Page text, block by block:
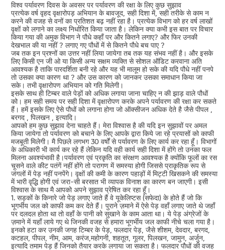
विश्व पर्यावरण दिवस के अवसर पर पर्यावरण की रक्षा के लिए कुछ सुझाव
प्रत्येक वर्ष वृहद वृक्षारोपड़ अभियान के बावजूद, सही दिशा में, सही तरीके से काम न
करने की वजह से वनों का प्रतिशत बढ़ नहीं रहा है। प्रत्येक विभाग को हर वर्ष लाखों
वृक्षों को लगाने का लक्ष्य निर्धारित किया जाता है। लेकिन क्या कभी इस बात पर विचार
किया गया की अमुक विभाग ने पौधे कहाँ पर और कितने लगाए? और फिर उनकी
देखभाल की या नहीं ? लगाए गए पौधों में से कितने पौधे बच पाए ?
जब तक इन प्रश्नों का उत्तर नहीं लिया जायेगा तब तक यह संभव नहीं है। और इसके
लिए किसी एन जी ओ या किसी अन्य सक्षम व्यक्ति से सोशल ऑडिट करवाना अति
आवश्यक है ताकि पारदर्शिता बनी रहे और यह भी मालूम हो सके की यदि पौधे नहीं पनपे
तो उसका क्या कारण था ? और उस कारण को जानकर उसका समाधान किया जा
सके। तभी वृक्षारोपण अभियान को गति मिलेगी।
इसके साथ ही टिम्बर वाले पेड़ों को अधिक लगाया जाना चाहिए न की झाड़ वाले पौधों
को। हम सही समय पर सही दिशा में वृक्षारोपण करके अपने पर्यावरण की रक्षा कर सकते
हैं। हमें इसके लिए ऐसे पौधों को लगाना होगा जो ऑक्सीजन अधिक देते है जैसे पीपल ,
बरगद , पिलखन , इत्यादि।
आपको हम कुछ सुझाव देना चाहते हैं। मेरा विश्वास है की यदि इन सुझावों पर अमल
किया जायेगा तो पर्यावरण को बचाने के लिए आपके द्वारा किये जा रहे प्रयासों को काफी
मजबूती मिलेगी। मै पिछले लगभग 30 वर्षों से पर्यावरण के लिए कार्य कर रहा हूँ। विभागों
के अधिकारी भी कार्य कर रहे हैं लेकिन यदि वही कार्य सही दिशा में होंगे तो उनका फल
मिलना अवश्यंभावी है।पर्यावरण एवं प्रकृति का संरक्षण आवश्यक है क्योंकि फूलों का रस
चूसने वाले कीट पतंगें नहीं होंगे तो परागण में समस्या होगी जिससे प्राकृतिक रूप से
जंगलों में पेड़ नहीं पनपेंगे। वृक्षों की कमी के कारण पहाड़ों में मिट्टी खिसकने की समस्या
में भारी वृद्धि होगी एवं जरा-सी बरसात भी व्यापक विनाश का कारण बन जाएगी। इसी
विश्वास के साथ मै आपको अपने सुझाव प्रेषित कर रहा हूँ।
1. सड़कों के किनारे जो पेड़ लगाए जाते हैं वे यूकेलिप्टस (सफेदा) के होते हैं जो कि
भूगर्भीय जल को काफी कम कर देते हैं। पुराने ज़माने में ऐसे पेड़ वहाँ लगाए जाते थे जहाँ
पर दलदल होता था तो वहाँ के पानी को सुखाने के काम आता था। ये पेड़ अंग्रेजों के
ज़माने में यहाँ लाये गए थे जिनकी वजह से हमारा भूगर्भीय जल काफी नीचे चला गया है।
इनको हटा कर उनकी जगह टिम्बर के पेड़, फलदार पेड़, जैसे शीशम, देवदार, बरगद,
कटहल, पीपल, नीम, आम, करंज,महोगनी, शहतूत, गूलर, पिलखन, जामुन, अर्जुन,
इत्यादि तमाम पेड़ हैं जिनको तैयार करके लगाया जा सकता है। फलदार पौधों की वजह